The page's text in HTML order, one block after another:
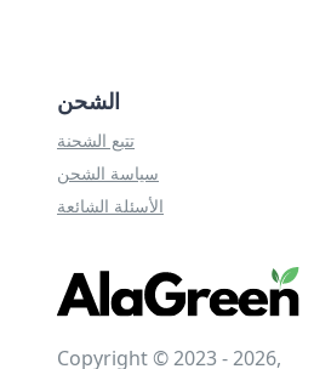
الشحن
تتبع الشحنة
سياسة الشحن
الأسئلة الشائعة
Copyright © 2023 - 2026,